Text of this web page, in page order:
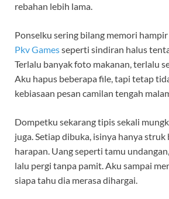
rebahan lebih lama.
Ponselku sering bilang memori
Pkv Gamesseperti sindiran halus
Terlalu banyak foto makanan, terlalu
Aku hapus beberapa file, tapi tetap
kebiasaan pesan camilan tengah
Dompetku sekarang tipis sekali
juga. Setiap dibuka, isinya hanya struk
harapan. Uang seperti tamu
lalu pergi tanpa pamit. Aku sampai
siapa tahu dia merasa dihargai.